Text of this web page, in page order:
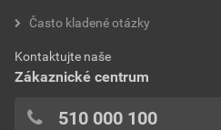
Často kladené otázky
Kontaktujte naše
Zákaznické centrum
510 000 100